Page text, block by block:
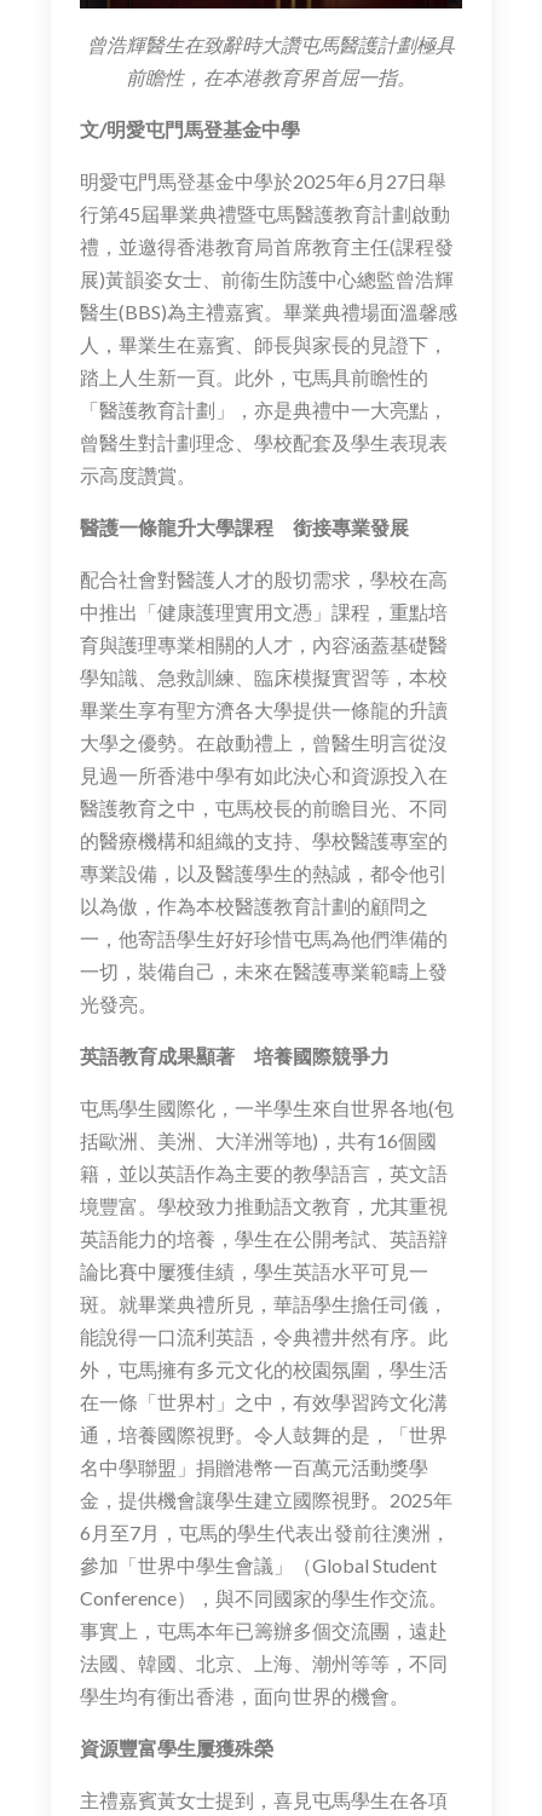
曾浩輝醫生在致辭時大讚屯馬醫護計劃極具
前瞻性，在本港教育界首屈一指。
文/明愛屯門馬登基金中學
明愛屯門馬登基金中學於2025年6月27日舉
行第45屆畢業典禮暨屯馬醫護教育計劃啟動
禮，並邀得香港教育局首席教育主任(課程發
展)黃韻姿女士、前衞生防護中心總監曾浩輝
醫生(BBS)為主禮嘉賓。畢業典禮場面溫馨感
人，畢業生在嘉賓、師長與家長的見證下，
踏上人生新一頁。此外，屯馬具前瞻性的
「醫護教育計劃」，亦是典禮中一大亮點，
曾醫生對計劃理念、學校配套及學生表現表
示高度讚賞。
醫護一條龍升大學課程 銜接專業發展
配合社會對醫護人才的殷切需求，學校在高
中推出「健康護理實用文憑」課程，重點培
育與護理專業相關的人才，內容涵蓋基礎醫
學知識、急救訓練、臨床模擬實習等，本校
畢業生享有聖方濟各大學提供一條龍的升讀
大學之優勢。在啟動禮上，曾醫生明言從沒
見過一所香港中學有如此決心和資源投入在
醫護教育之中，屯馬校長的前瞻目光、不同
的醫療機構和組織的支持、學校醫護專室的
專業設備，以及醫護學生的熱誠，都令他引
以為傲，作為本校醫護教育計劃的顧問之
一，他寄語學生好好珍惜屯馬為他們準備的
一切，裝備自己，未來在醫護專業範疇上發
光發亮。
英語教育成果顯著 培養國際競爭力
屯馬學生國際化，一半學生來自世界各地(包
括歐洲、美洲、大洋洲等地)，共有16個國
籍，並以英語作為主要的教學語言，英文語
境豐富。學校致力推動語文教育，尤其重視
英語能力的培養，學生在公開考試、英語辯
論比賽中屢獲佳績，學生英語水平可見一
斑。就畢業典禮所見，華語學生擔任司儀，
能說得一口流利英語，令典禮井然有序。此
外，屯馬擁有多元文化的校園氛圍，學生活
在一條「世界村」之中，有效學習跨文化溝
通，培養國際視野。令人鼓舞的是，「世界
名中學聯盟」捐贈港幣一百萬元活動獎學
金，提供機會讓學生建立國際視野。2025年
6月至7月，屯馬的學生代表出發前往澳洲，
參加「世界中學生會議」（Global Student
Conference），與不同國家的學生作交流。
事實上，屯馬本年已籌辦多個交流團，遠赴
法國、韓國、北京、上海、潮州等等，不同
學生均有衝出香港，面向世界的機會。
資源豐富學生屢獲殊榮
主禮嘉賓黃女士提到，喜見屯馬學生在各項